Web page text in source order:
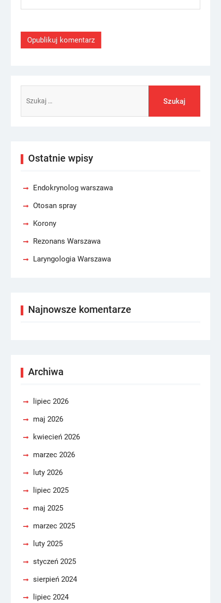
Ostatnie wpisy
Endokrynolog warszawa
Otosan spray
Korony
Rezonans Warszawa
Laryngologia Warszawa
Najnowsze komentarze
Archiwa
lipiec 2026
maj 2026
kwiecień 2026
marzec 2026
luty 2026
lipiec 2025
maj 2025
marzec 2025
luty 2025
styczeń 2025
sierpień 2024
lipiec 2024